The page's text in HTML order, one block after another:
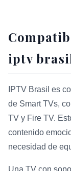
iptv
IPTV Brasil es
de Smart TVs,
TV y Fire TV.
contenido
necesidad de
Una TV con